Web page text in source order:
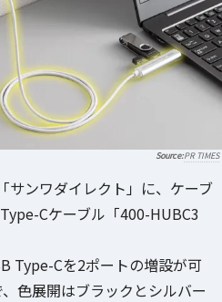
PR TIMES
サンワダイレクト」に、ケーブ
Cケーブル「400-HUBC3
Type-Cを2ポートの増設が可
色展開はブラックとシルバー